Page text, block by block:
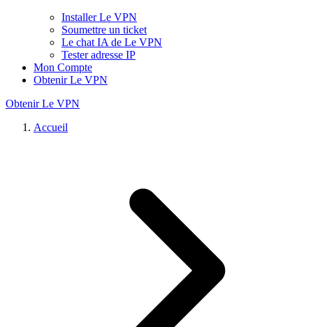
Installer Le VPN
Soumettre un ticket
Le chat IA de Le VPN
Tester adresse IP
Mon Compte
Obtenir Le VPN
Obtenir Le VPN
Accueil